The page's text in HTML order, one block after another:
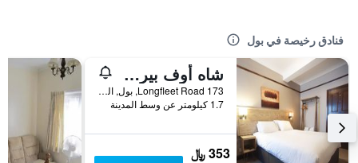
فنادق رخيصة في بول
شاه أوف بيرجا، بوول من مارستونز إنز
173 Longfleet Road, بول, المملكة المتحدة
1.7 كيلومتر عن وسط المدينة
353 ﷼